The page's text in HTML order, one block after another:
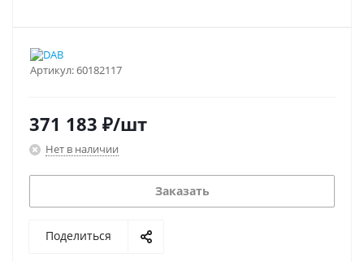
Артикул:60182117
371 183 ₽/шт
Нет в наличии
Заказать
Поделиться